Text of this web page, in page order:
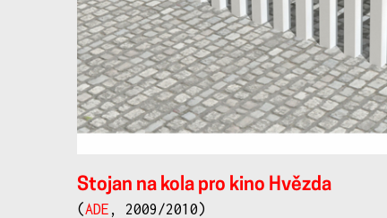
Stojan na kola pro kino Hvězda
(ADE , 2009/2010)